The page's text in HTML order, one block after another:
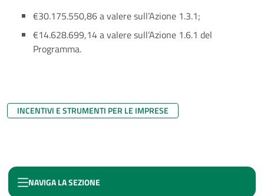
€30.175.550,86 a valere sull’Azione 1.3.1;
€14.628.699,14 a valere sull’Azione 1.6.1 del
Programma.
INCENTIVI E STRUMENTI PER LE IMPRESE
NAVIGA LA SEZIONE
CONTRATTO DI SVILUPPO